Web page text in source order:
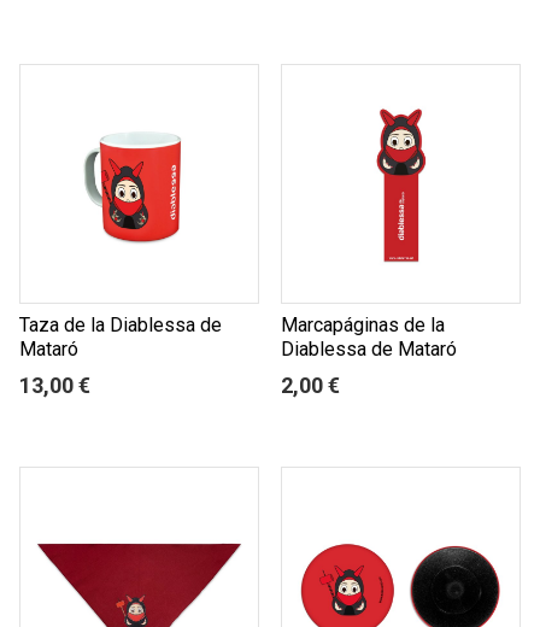
Taza de la Diablessa de
Mataró
13,00 €
Marcapáginas de la
Diablessa de Mataró
2,00 €